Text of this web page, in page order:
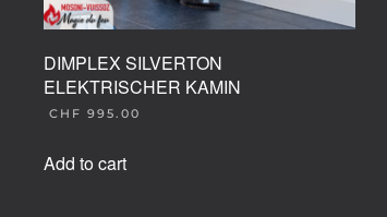
DIMPLEX SILVERTON
ELEKTRISCHER KAMIN
CHF 995.00
Add to cart